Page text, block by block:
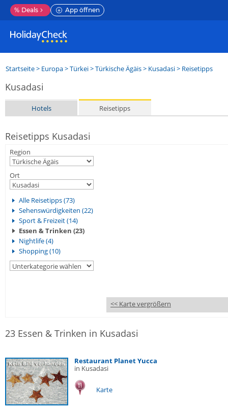
% Deals App öffnen
Startseite> Europa>Türkei>Türkische Ägäis> Kusadasi> Reisetipps
Kusadasi
Hotels Reisetipps
Reisetipps Kusadasi
Region
Ort
Alle Reisetipps (73)
Sehenswürdigkeiten (22)
Sport & Freizeit (14)
Essen & Trinken (23)
Nightlife (4)
Shopping (10)
<< Karte vergrößern
23 Essen & Trinken in Kusadasi
Restaurant Planet Yucca
in Kusadasi
Karte